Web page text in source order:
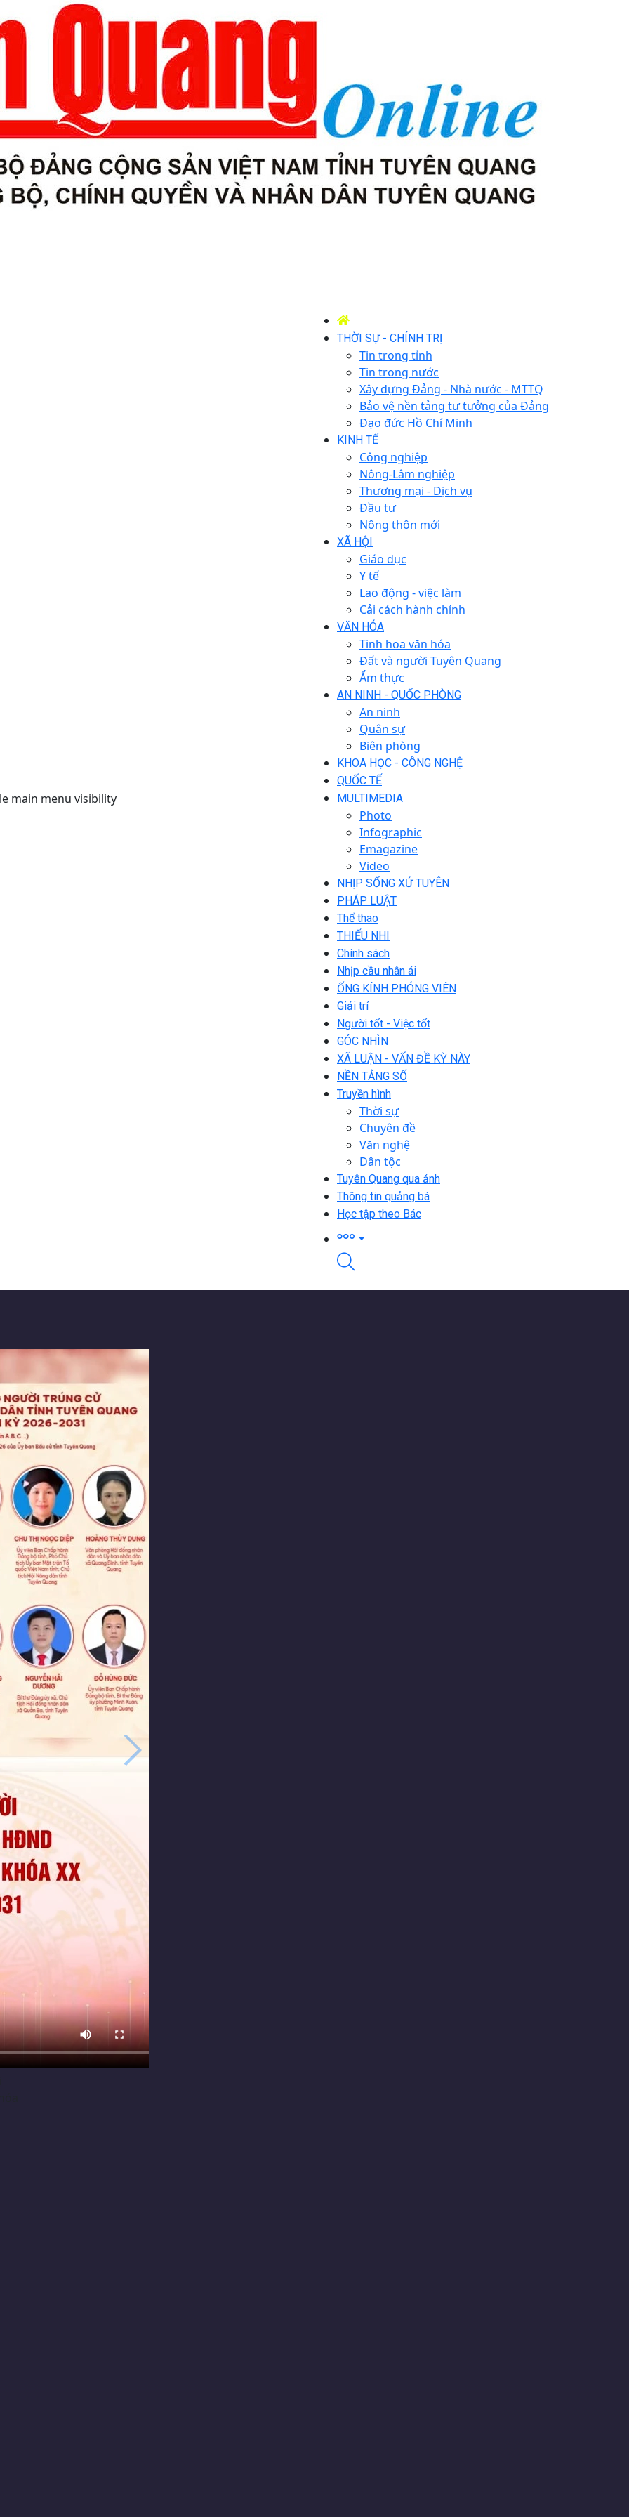
main menu visibility
THỜI SỰ - CHÍNH TRỊ
Tin trong tỉnh
Tin trong nước
Xây dựng Đảng - Nhà nước - MTTQ
Bảo vệ nền tảng tư tưởng của Đảng
Đạo đức Hồ Chí Minh
KINH TẾ
Công nghiệp
Nông-Lâm nghiệp
Thương mại - Dịch vụ
Đầu tư
Nông thôn mới
XÃ HỘI
Giáo dục
Y tế
Lao động - việc làm
Cải cách hành chính
VĂN HÓA
Tinh hoa văn hóa
Đất và người Tuyên Quang
Ẩm thực
AN NINH - QUỐC PHÒNG
An ninh
Quân sự
Biên phòng
KHOA HỌC - CÔNG NGHỆ
QUỐC TẾ
MULTIMEDIA
Photo
Infographic
Emagazine
Video
NHỊP SỐNG XỨ TUYÊN
PHÁP LUẬT
Thể thao
THIẾU NHI
Chính sách
Nhịp cầu nhân ái
ỐNG KÍNH PHÓNG VIÊN
Giải trí
Người tốt - Việc tốt
GÓC NHÌN
XÃ LUẬN - VẤN ĐỀ KỲ NÀY
NỀN TẢNG SỐ
Truyền hình
Thời sự
Chuyên đề
Văn nghệ
Dân tộc
Tuyên Quang qua ảnh
Thông tin quảng bá
Học tập theo Bác